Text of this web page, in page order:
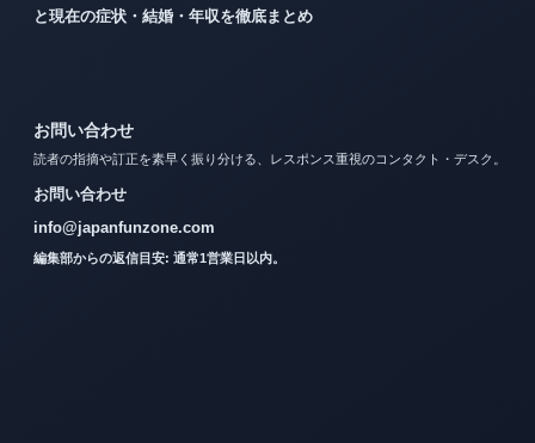
と現在の症状・結婚・年収を徹底まとめ
お問い合わせ
読者の指摘や訂正を素早く振り分ける、レスポンス重視のコンタクト・デスク。
お問い合わせ
info@japanfunzone.com
編集部からの返信目安: 通常1営業日以内。